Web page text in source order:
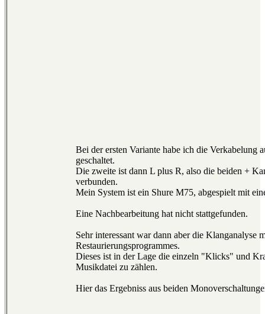
Bei der ersten Variante habe ich die Verkabelung
geschaltet.
Die zweite ist dann L plus R, also die beiden +
verbunden.
Mein System ist ein Shure M75, abgespielt mit
Eine Nachbearbeitung hat nicht stattgefunden.
Sehr interessant war dann aber die Klanganalyse
Restaurierungsprogrammes.
Dieses ist in der Lage die einzeln "Klicks" und
Musikdatei zu zählen.
Hier das Ergebniss aus beiden